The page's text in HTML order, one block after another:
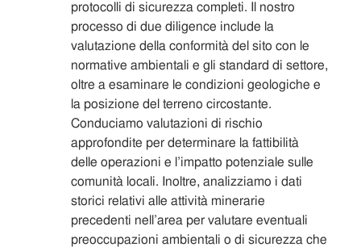
protocolli di sicurezza completi. Il nostro
processo di due diligence include la
valutazione della conformità del sito con le
normative ambientali e gli standard di settore,
oltre a esaminare le condizioni geologiche e
la posizione del terreno circostante.
Conduciamo valutazioni di rischio
approfondite per determinare la fattibilità
delle operazioni e l’impatto potenziale sulle
comunità locali. Inoltre, analizziamo i dati
storici relativi alle attività minerarie
precedenti nell’area per valutare eventuali
preoccupazioni ambientali o di sicurezza che